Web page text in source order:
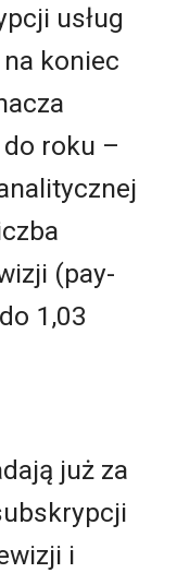
usług
koniec
roku –
(pay-
1,03
już za
i